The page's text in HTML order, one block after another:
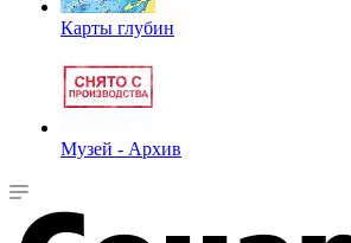
Карты глубин
Музей - Архив